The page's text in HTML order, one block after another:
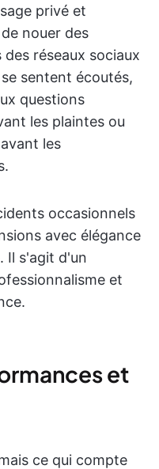
privé et
nouer des
réseaux sociaux
sentent écoutés,
questions
les plaintes ou
les
occasionnels
avec élégance
Il s'agit d'un
et
et
ce qui compte